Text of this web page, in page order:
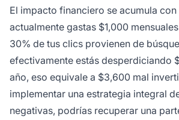
El impacto financiero se acumula con
actualmente gastas $1,000
30% de tus clics provienen de
efectivamente estás desperdiciando
año, eso equivale a $3,600 mal
implementar una estrategia integral
negativas, podrías recuperar una